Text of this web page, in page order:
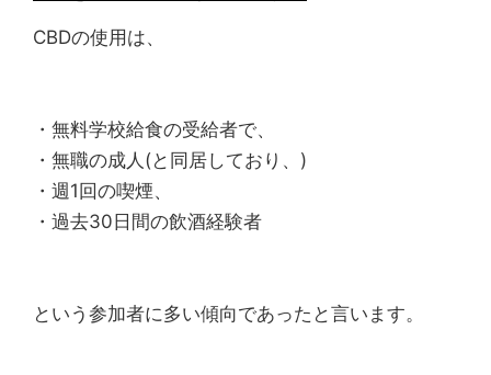
CBDの使用は、
・無料学校給食の受給者で、
・無職の成人(と同居しており、)
・週1回の喫煙、
・過去30日間の飲酒経験者
という参加者に多い傾向であったと言います。